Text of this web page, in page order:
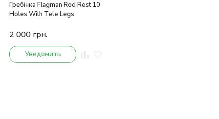
Гребінка Flagman Rod Rest 10
Holes With Tele Legs
2 000 грн.
Уведомить